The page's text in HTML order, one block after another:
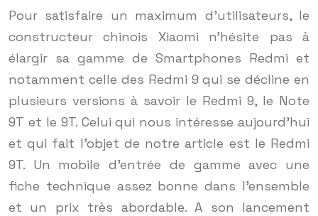
Pour satisfaire un maximum d’utilisateurs, le
constructeur chinois Xiaomi n’hésite pas à
élargir sa gamme de Smartphones Redmi et
notamment celle des Redmi 9 qui se décline en
plusieurs versions à savoir le Redmi 9, le Note
9T et le 9T. Celui qui nous intéresse aujourd’hui
et qui fait l’objet de notre article est le Redmi
9T. Un mobile d’entrée de gamme avec une
fiche technique assez bonne dans l’ensemble
et un prix très abordable. A son lancement